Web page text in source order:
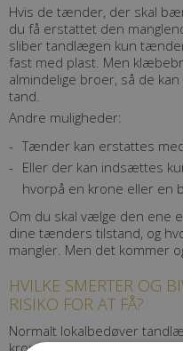
Hvis de tænder, der skal
du få erstattet den
sliber tandlægen kun
fast med plast. Men
almindelige broer, så de
tand.
Andre muligheder:
Tænder kan erstattes
Eller der kan indsættes
hvorpå en krone eller en
Om du skal vælge den ene
dine tænders tilstand, og
mangler. Men det kommer
HVILKE SMERTER OG
RISIKO FOR AT FÅ?
Normalt lokalbedøver
kroner og broer. Bagefter